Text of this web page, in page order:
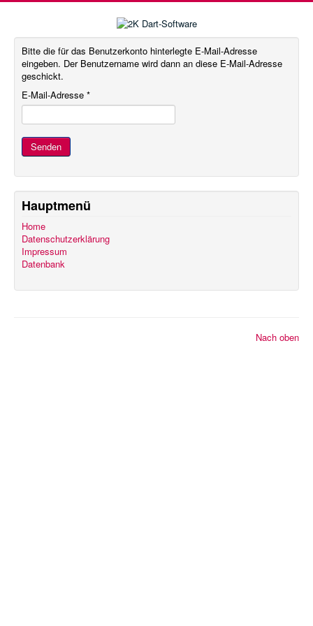
Bitte die für das Benutzerkonto hinterlegte E-Mail-Adresse
eingeben. Der Benutzername wird dann an diese E-Mail-Adresse
geschickt.
E-Mail-Adresse *
Senden
Hauptmenü
Home
Datenschutzerklärung
Impressum
Datenbank
Nach oben